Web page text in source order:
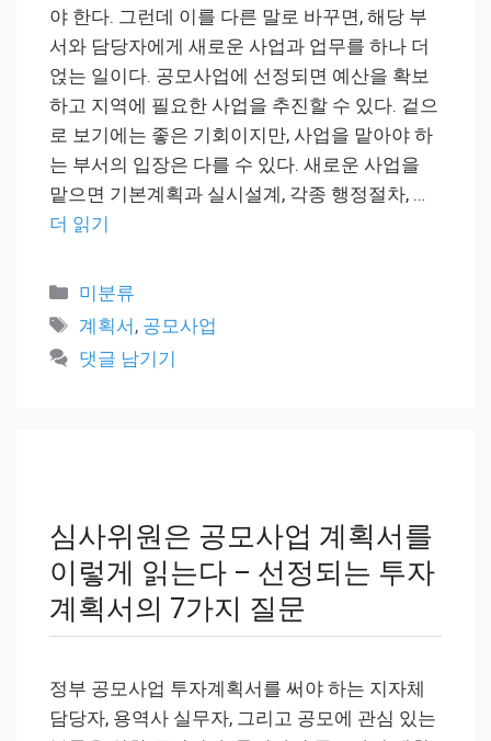
야 한다. 그런데 이를 다른 말로 바꾸면, 해당 부
서와 담당자에게 새로운 사업과 업무를 하나 더
얹는 일이다. 공모사업에 선정되면 예산을 확보
하고 지역에 필요한 사업을 추진할 수 있다. 겉으
로 보기에는 좋은 기회이지만, 사업을 맡아야 하
는 부서의 입장은 다를 수 있다. 새로운 사업을
맡으면 기본계획과 실시설계, 각종 행정절차, …
더 읽기
카
테
리
미분류
태
그
계획서 , 공모사업
댓글 남기기
심사위원은 공모사업 계획서를
이렇게 읽는다 – 선정되는 투자
계획서의 7가지 질문
정부 공모사업 투자계획서를 써야 하는 지자체
담당자, 용역사 실무자, 그리고 공모에 관심 있는